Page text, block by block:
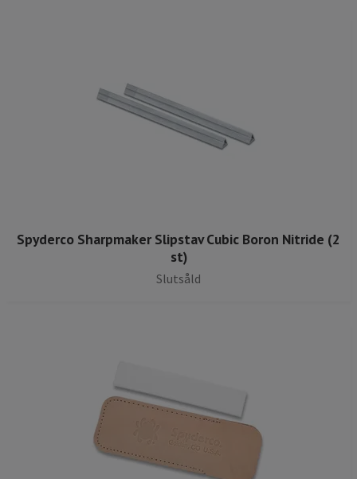
Spyderco Sharpmaker Slipstav Cubic Boron Nitride (2
st)
Slutsåld